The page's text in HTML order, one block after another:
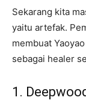
Sekarang kita
yaitu artefak.
membuat
sebagai healer
1.